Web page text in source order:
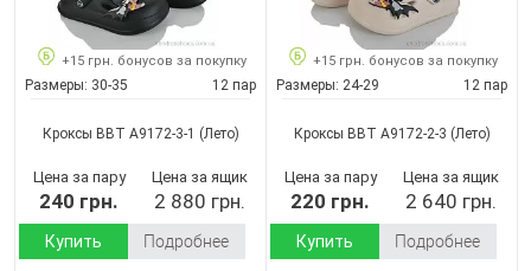
+15 грн. бонусов за покупку
Размеры: 30-35 12 пар
Кроксы BBT A9172-3-1 (Лето)
Цена за пару
240 грн.
Цена за ящик
2 880 грн.
Купить Подробнее
+15 грн. бонусов за покупку
Размеры: 24-29 12 пар
Кроксы BBT A9172-2-3 (Лето)
Цена за пару
220 грн.
Цена за ящик
2 640 грн.
Купить Подробнее